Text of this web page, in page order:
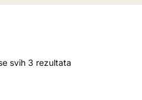
svih 3 rezultata